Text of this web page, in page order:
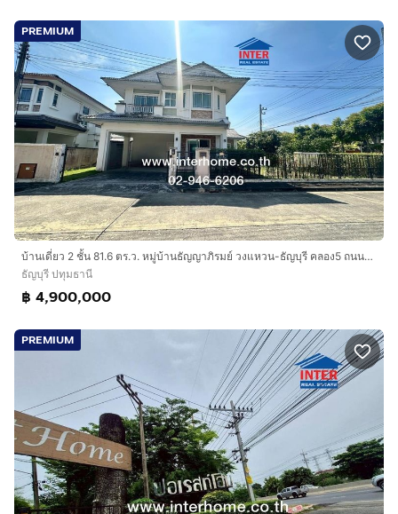
PREMIUM
บ้านเดี่ยว 2 ชั้น 81.6 ตร.ว. หมู่บ้านธัญญาภิรมย์ วงแหวน-ธัญบุรี คลอง5 ถนนรังสิต-นครนายก ธัญบุรี ปทุมธานี
ธัญบุรี ปทุมธานี
฿ 4,900,000
PREMIUM